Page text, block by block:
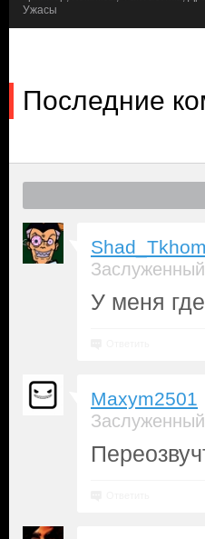
Ужасы
Последние
Shad_Tkhom
У меня
Maxym2501